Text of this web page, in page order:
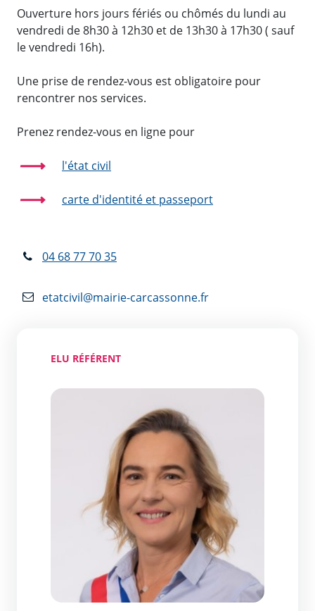
Ouverture hors jours fériés ou chômés du lundi au
vendredi de 8h30 à 12h30 et de 13h30 à 17h30 ( sauf
le vendredi 16h).
Une prise de rendez-vous est obligatoire pour
rencontrer nos services.
Prenez rendez-vous en ligne pour
l'état civil
carte d'identité et passeport
04 68 77 70 35
etatcivil@mairie-carcassonne.fr
ELU RÉFÉRENT